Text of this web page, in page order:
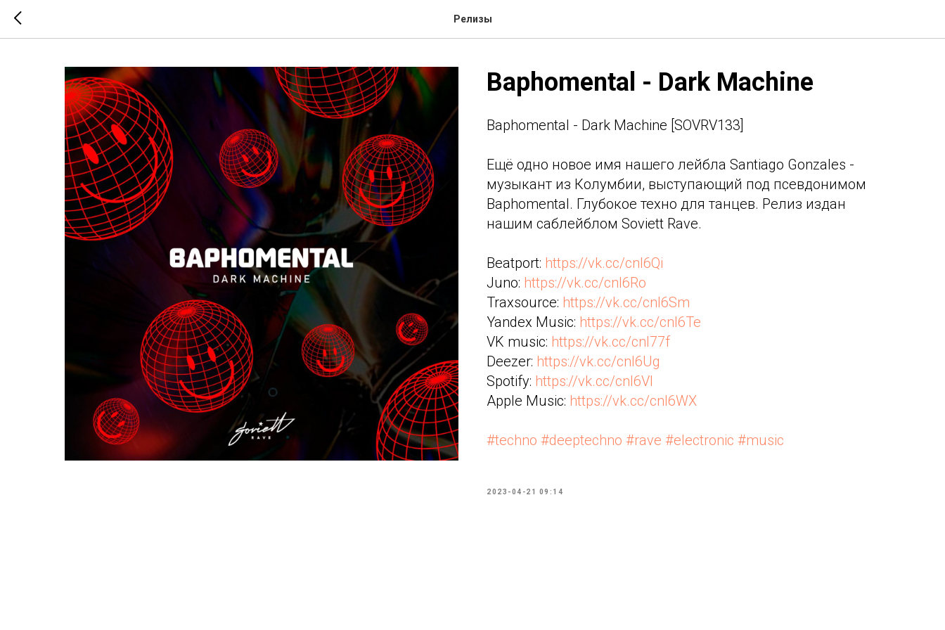
Релизы
Baphomental - Dark Machine
Baphomental - Dark Machine [SOVRV133]
Ещё одно новое имя нашего лейбла Santiago Gonzales -
музыкант из Колумбии, выступающий под псевдонимом
Baphomental. Глубокое техно для танцев. Релиз издан
нашим саблейблом Soviett Rave.
Beatport: https://vk.cc/cnl6Qi
Juno: https://vk.cc/cnl6Ro
Traxsource: https://vk.cc/cnl6Sm
Yandex Music: https://vk.cc/cnl6Te
VK music: https://vk.cc/cnl77f
Deezer: https://vk.cc/cnl6Ug
Spotify: https://vk.cc/cnl6VI
Apple Music: https://vk.cc/cnl6WX
#techno #deeptechno #rave #electronic #music
2023-04-21 09:14